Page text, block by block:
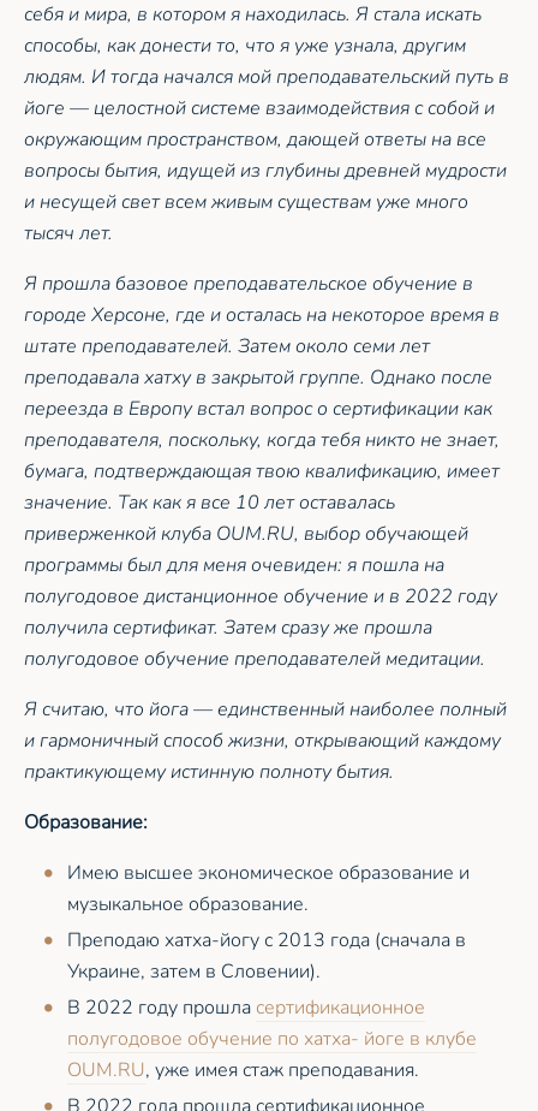
себя и мира, в котором я находилась. Я стала искать
способы, как донести то, что я уже узнала, другим
людям. И тогда начался мой преподавательский путь в
йоге — целостной системе взаимодействия с собой и
окружающим пространством, дающей ответы на все
вопросы бытия, идущей из глубины древней мудрости
и несущей свет всем живым существам уже много
тысяч лет.
Я прошла базовое преподавательское обучение в
городе Херсоне, где и осталась на некоторое время в
штате преподавателей. Затем около семи лет
преподавала хатху в закрытой группе. Однако после
переезда в Европу встал вопрос о сертификации как
преподавателя, поскольку, когда тебя никто не знает,
бумага, подтверждающая твою квалификацию, имеет
значение. Так как я все 10 лет оставалась
приверженкой клуба OUM.RU, выбор обучающей
программы был для меня очевиден: я пошла на
полугодовое дистанционное обучение и в 2022 году
получила сертификат. Затем сразу же прошла
полугодовое обучение преподавателей медитации.
Я считаю, что йога — единственный наиболее полный
и гармоничный способ жизни, открывающий каждому
практикующему истинную полноту бытия.
Образование:
Имею высшее экономическое образование и
музыкальное образование.
Преподаю хатха-йогу с 2013 года (сначала в
Украине, затем в Словении).
В 2022 году прошла сертификационное
полугодовое обучение по хатха- йоге в клубе
OUM.RU, уже имея стаж преподавания.